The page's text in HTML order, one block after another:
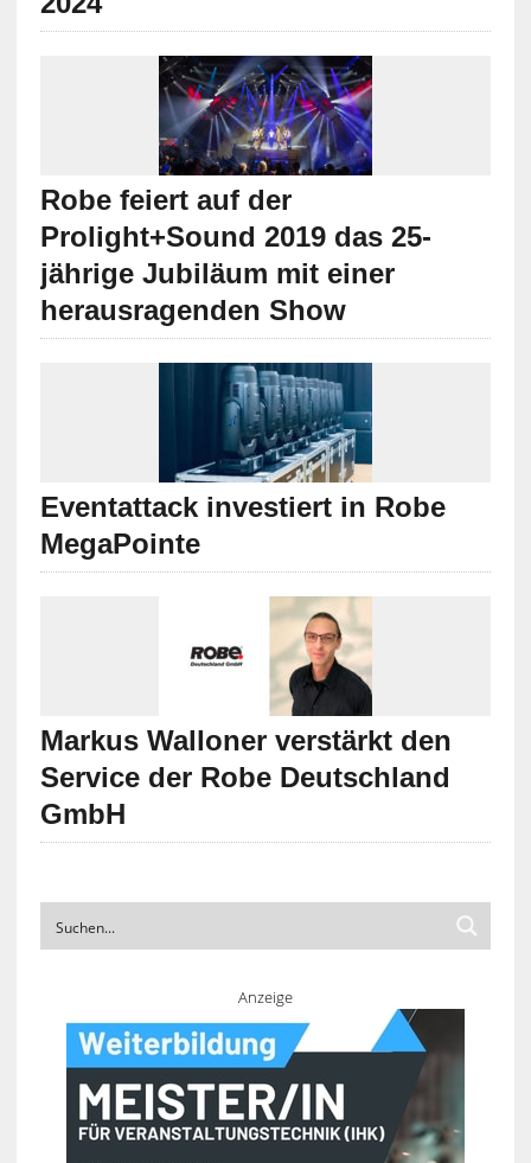
Robe feiert auf der
Prolight+Sound 2019 das 25-
jährige Jubiläum mit einer
herausragenden Show
Eventattack investiert in Robe
MegaPointe
Markus Walloner verstärkt den
Service der Robe Deutschland
GmbH
Anzeige